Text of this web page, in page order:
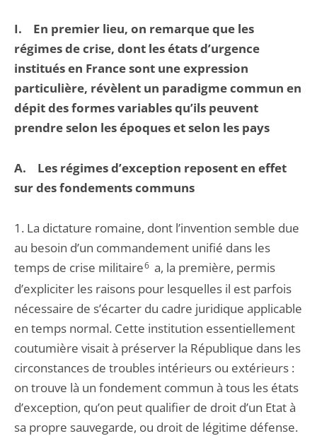
I. En premier lieu, on remarque que les
régimes de crise, dont les états d’urgence
institués en France sont une expression
particulière, révèlent un paradigme commun en
dépit des formes variables qu’ils peuvent
prendre selon les époques et selon les pays
A. Les régimes d’exception reposent en effet
sur des fondements communs
1. La dictature romaine, dont l’invention semble due
au besoin d’un commandement unifié dans les
temps de crise militaire6a, la première, permis
d’expliciter les raisons pour lesquelles il est parfois
nécessaire de s’écarter du cadre juridique applicable
en temps normal. Cette institution essentiellement
coutumière visait à préserver la République dans les
circonstances de troubles intérieurs ou extérieurs :
on trouve là un fondement commun à tous les états
d’exception, qu’on peut qualifier de droit d’un Etat à
sa propre sauvegarde, ou droit de légitime défense.